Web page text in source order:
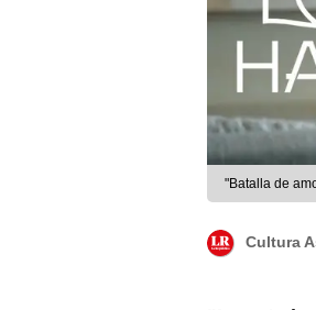
"Batalla de
Cultura